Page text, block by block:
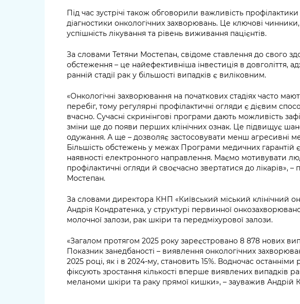
Під час зустрічі також обговорили важливість профілактики
діагностики онкологічних захворювань. Це ключові
успішність лікування та рівень виживання пацієнтів.
За словами Тетяни Мостепан, свідоме ставлення до свого
обстеження – це найефективніша інвестиція в довголіття,
ранній стадії рак у більшості випадків є виліковним.
«Онкологічні захворювання на початкових стадіях часто
перебіг, тому регулярні профілактичні огляди є дієвим
вчасно. Сучасні скринінгові програми дають можливість
зміни ще до появи перших клінічних ознак. Це підвищує
одужання. А ще – дозволяє застосовувати менш агресивні
Більшість обстежень у межах Програми медичних гарантій
наявності електронного направлення. Маємо мотивувати
профілактичні огляди й своєчасно звертатися до лікарів», –
Мостепан.
За словами директора КНП «Київський міський клінічний
Андрія Кондратенка, у структурі первинної
молочної залози, рак шкіри та передміхурової залози.
«Загалом протягом 2025 року зареєстровано 8 878 нових
Показник занедбаності – виявлення онкологічних
2025 році, як і в 2024-му, становить 15%. Водночас останніми
фіксують зростання кількості вперше виявлених випадків
меланоми шкіри та раку прямої кишки», – зауважив Андрій